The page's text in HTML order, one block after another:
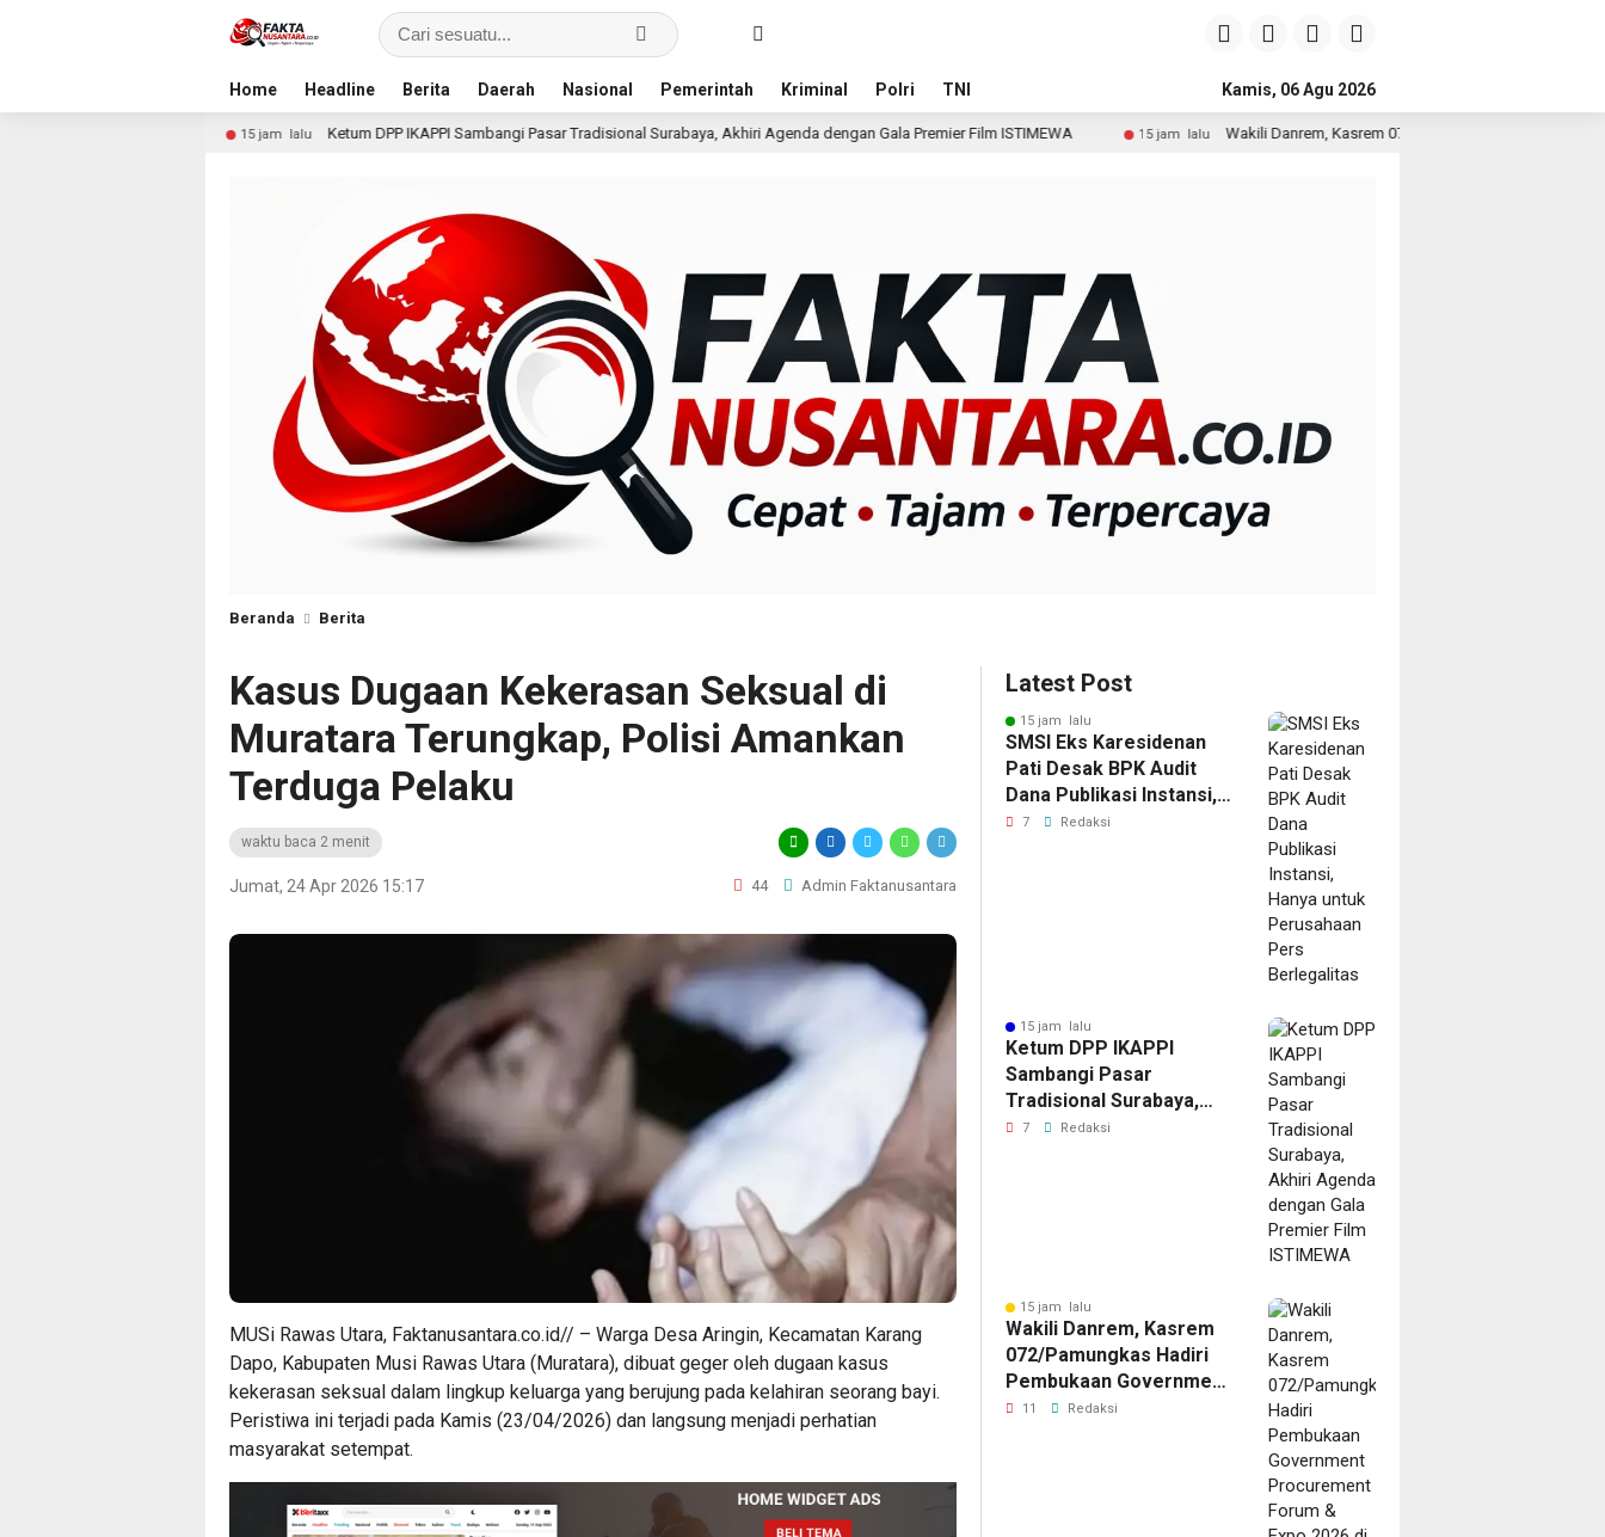
Home Headline Berita Daerah Nasional Pemerintah Kriminal Polri TNI Kamis, 06 Agu 2026
Ketum DPP IKAPPI Sambangi Pasar Tradisional Surabaya, Akhiri Agenda dengan Gala Premier Film ISTIMEWA 15 jam lalu Wakili Danrem, Kasrem 072/Pamungkas Hadiri Pembukaan Government
Beranda Berita
Kasus Dugaan Kekerasan Seksual di
Muratara Terungkap, Polisi Amankan
Terduga Pelaku
waktu baca 2 menit
Jumat, 24 Apr 2026 15:17 44 Admin Faktanusantara
MUSi Rawas Utara, Faktanusantara.co.id// – Warga Desa Aringin, Kecamatan Karang
Dapo, Kabupaten Musi Rawas Utara (Muratara), dibuat geger oleh dugaan kasus
kekerasan seksual dalam lingkup keluarga yang berujung pada kelahiran seorang bayi.
Peristiwa ini terjadi pada Kamis (23/04/2026) dan langsung menjadi perhatian
masyarakat setempat.
Latest Post
15 jam lalu
SMSI Eks Karesidenan
Pati Desak BPK Audit
Dana Publikasi Instansi,
Hanya untuk Perusahaan
7 Redaksi
15 jam lalu
Ketum DPP IKAPPI
Sambangi Pasar
Tradisional Surabaya,
Akhiri Agenda dengan
7 Redaksi
15 jam lalu
Wakili Danrem, Kasrem
072/Pamungkas Hadiri
Pembukaan Government
Procurement Forum &
11 Redaksi